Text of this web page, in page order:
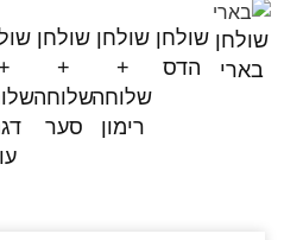
שולחן
בארי
שולחן
הדס
שולחן
+
שלוחה
רימון
שולחן
+
שלוחה
סער